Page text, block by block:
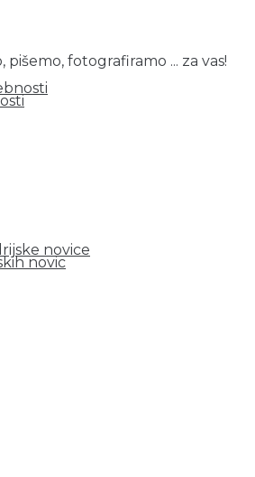
fotografiramo ... za vas!
novice
novic